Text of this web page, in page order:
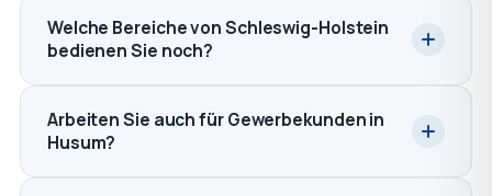
Welche Bereiche von Schleswig-Holstein
bedienen Sie noch?
Arbeiten Sie auch für Gewerbekunden in
Husum?